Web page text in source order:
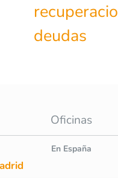
deudas
Oficinas
En España